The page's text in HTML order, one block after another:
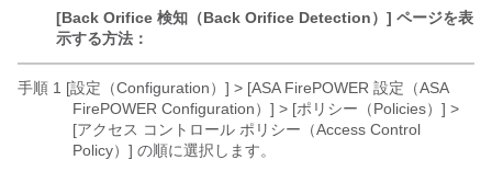
[Back Orifice 検知（Back Orifice Detection）] ページを表
示する方法：
手順 1 [設定（Configuration）] > [ASA FirePOWER 設定（ASA
FirePOWER Configuration）] > [ポリシー（Policies）] >
[アクセス コントロール ポリシー（Access Control
Policy）] の順に選択します。